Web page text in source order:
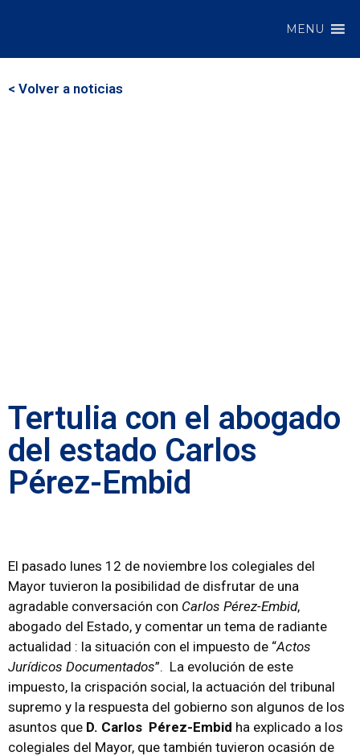
MENU
< Volver a noticias
Tertulia con el abogado
del estado Carlos
Pérez-Embid
El pasado lunes 12 de noviembre los colegiales del
Mayor tuvieron la posibilidad de disfrutar de una
agradable conversación con Carlos Pérez-Embid,
abogado del Estado, y comentar un tema de radiante
actualidad : la situación con el impuesto de “Actos
Jurídicos Documentados”. La evolución de este
impuesto, la crispación social, la actuación del tribunal
supremo y la respuesta del gobierno son algunos de los
asuntos que D. Carlos Pérez-Embid ha explicado a los
colegiales del Mayor, que también tuvieron ocasión de